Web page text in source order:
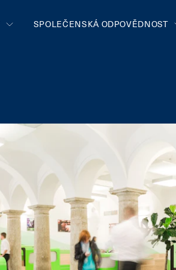
SPOLEČENSKÁ ODPOVĚDNOST